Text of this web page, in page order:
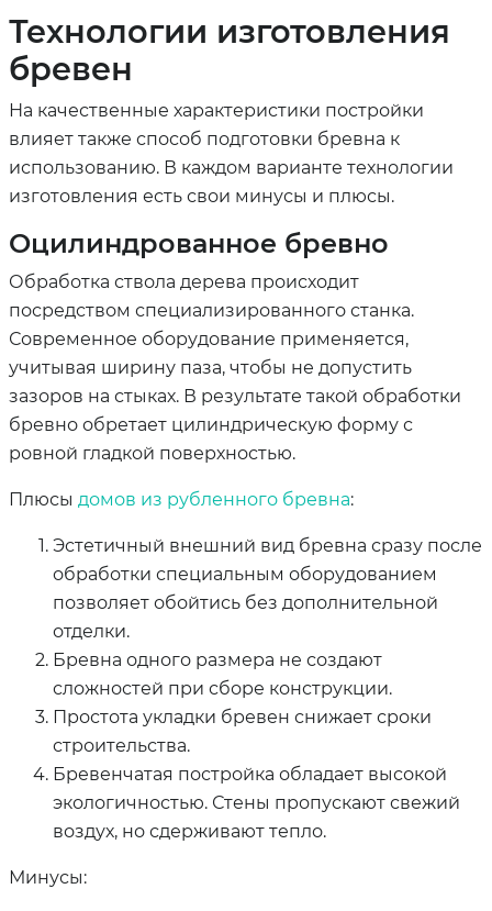
Технологии изготовления
бревен
На качественные характеристики постройки
влияет также способ подготовки бревна к
использованию. В каждом варианте технологии
изготовления есть свои минусы и плюсы.
Оцилиндрованное бревно
Обработка ствола дерева происходит
посредством специализированного станка.
Современное оборудование применяется,
учитывая ширину паза, чтобы не допустить
зазоров на стыках. В результате такой обработки
бревно обретает цилиндрическую форму с
ровной гладкой поверхностью.
Плюсы домов из рубленного бревна:
Эстетичный внешний вид бревна сразу после
обработки специальным оборудованием
позволяет обойтись без дополнительной
отделки.
Бревна одного размера не создают
сложностей при сборе конструкции.
Простота укладки бревен снижает сроки
строительства.
Бревенчатая постройка обладает высокой
экологичностью. Стены пропускают свежий
воздух, но сдерживают тепло.
Минусы: